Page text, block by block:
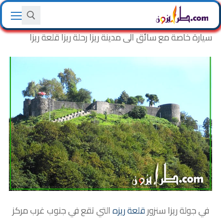
Search for:
سيارة خاصة مع سائق الى مدينة ريزا رحلة ريزا قلعة ريزا
في جولة ريزا سنزورقلعة ريزهالتي تقع في جنوب غرب مركز